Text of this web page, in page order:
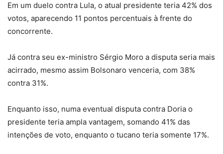
Em um duelo contra Lula, o atual presidente teria 42% dos
votos, aparecendo 11 pontos percentuais à frente do
concorrente.
Já contra seu ex-ministro Sérgio Moro a disputa seria mais
acirrado, mesmo assim Bolsonaro venceria, com 38%
contra 31%.
Enquanto isso, numa eventual disputa contra Doria o
presidente teria ampla vantagem, somando 41% das
intenções de voto, enquanto o tucano teria somente 17%.